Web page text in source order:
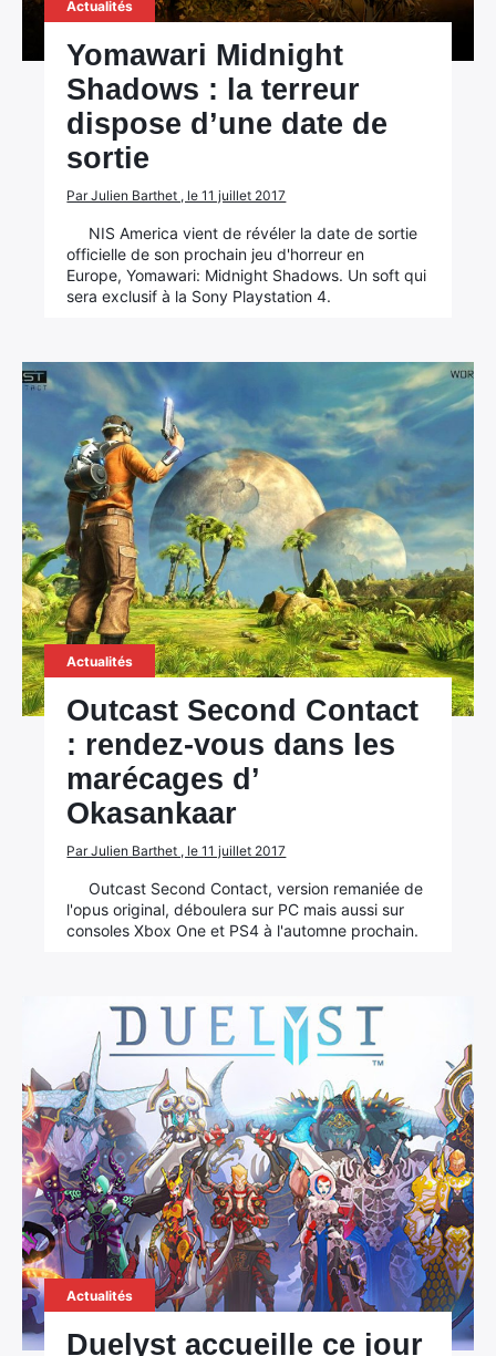
Actualités
Yomawari Midnight
Shadows : la terreur
dispose d’une date de
sortie
Par Julien Barthet , le 11 juillet 2017
NIS America vient de révéler la date de sortie
officielle de son prochain jeu d'horreur en
Europe, Yomawari: Midnight Shadows. Un soft qui
sera exclusif à la Sony Playstation 4.
Actualités
Outcast Second Contact
: rendez-vous dans les
marécages d’
Okasankaar
Par Julien Barthet , le 11 juillet 2017
Outcast Second Contact, version remaniée de
l'opus original, déboulera sur PC mais aussi sur
consoles Xbox One et PS4 à l'automne prochain.
Actualités
Duelyst accueille ce jour